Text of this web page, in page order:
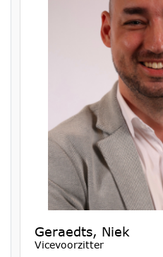
Geraedts, Niek
Vicevoorzitter